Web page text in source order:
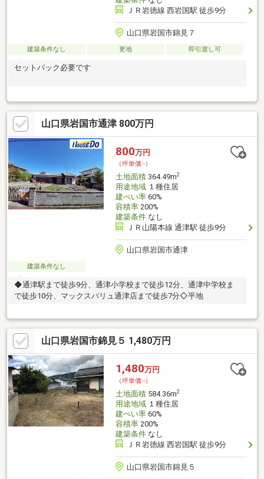
ＪＲ岩徳線 西岩国駅 徒歩9分
山口県岩国市錦見７
建築条件なし 更地 即引渡し可
セットバック必要です
山口県岩国市通津 800万円
800万円
（坪単価:-）
土地面積364.49m2
用途地域１種住居
建ぺい率60%
容積率200%
建築条件なし
ＪＲ山陽本線 通津駅 徒歩9分
山口県岩国市通津
建築条件なし
◆通津駅まで徒歩9分、通津小学校まで徒歩12分、通津中学校ま
で徒歩10分、マックスバリュ通津店まで徒歩7分◇平地
山口県岩国市錦見５ 1,480万円
1,480万円
（坪単価:-）
土地面積584.36m2
用途地域１種住居
建ぺい率60%
容積率200%
建築条件なし
ＪＲ岩徳線 西岩国駅 徒歩9分
山口県岩国市錦見５